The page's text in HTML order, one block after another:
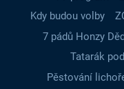
Kdy budou volby
7 pádů Honzy
Tatarák
Pěstování